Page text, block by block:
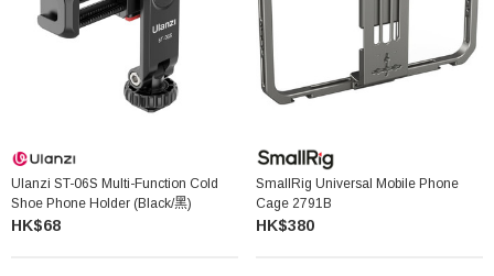
Ulanzi ST-06S Multi-Function Cold
Shoe Phone Holder (Black/黑)
HK$68
SmallRig Universal Mobile Phone
Cage 2791B
HK$380